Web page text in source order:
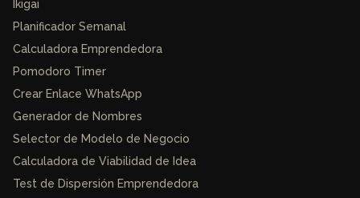
Ikigai
Planificador Semanal
Calculadora Emprendedora
Pomodoro Timer
Crear Enlace WhatsApp
Generador de Nombres
Selector de Modelo de Negocio
Calculadora de Viabilidad de Idea
Test de Dispersión Emprendedora